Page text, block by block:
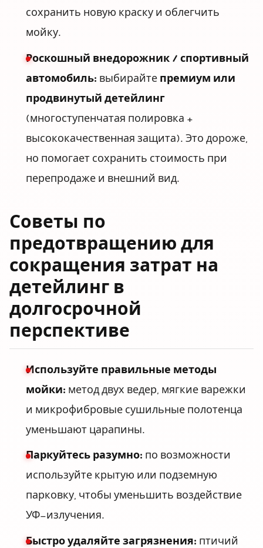
сохранить новую краску и облегчить
мойку.
Роскошный внедорожник / спортивный
автомобиль: выбирайтепремиум или
продвинутый детейлинг
(многоступенчатая полировка +
высококачественная защита). Это дороже,
но помогает сохранить стоимость при
перепродаже и внешний вид.
Советы по
предотвращению для
сокращения затрат на
детейлинг в
долгосрочной
перспективе
Используйте правильные методы
мойки: метод двух ведер, мягкие варежки
и микрофибровые сушильные полотенца
уменьшают царапины.
Паркуйтесь разумно: по возможности
используйте крытую или подземную
парковку, чтобы уменьшить воздействие
УФ-излучения.
Быстро удаляйте загрязнения: птичий